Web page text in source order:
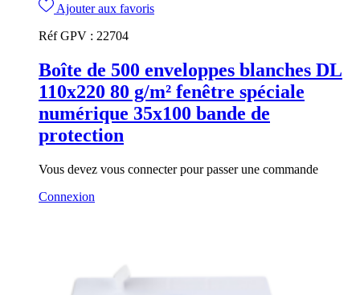
Ajouter aux favoris
Réf GPV : 22704
Boîte de 500 enveloppes blanches DL
110x220 80 g/m² fenêtre spéciale
numérique 35x100 bande de
protection
Vous devez vous connecter pour passer une commande
Connexion